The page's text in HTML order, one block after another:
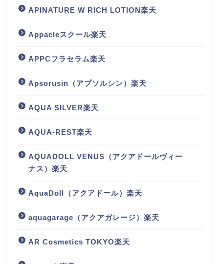
APINATURE W RICH LOTION楽天
Appacleスクール楽天
APPCフラセラム楽天
Apsorusin（アプソルシン）楽天
AQUA SILVER楽天
AQUA-REST楽天
AQUADOLL VENUS（アクアドールヴィー
ナス）楽天
AquaDoll（アクアドール）楽天
aquagarage（アクアガレージ）楽天
AR Cosmetics TOKYO楽天